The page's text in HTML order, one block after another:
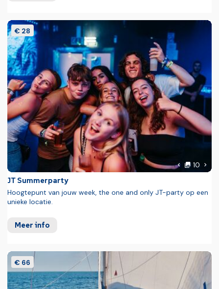
JT Summerparty
Hoogtepunt van jouw week, the one and only JT-party op een
unieke locatie.
Meer info
€ 28
Vorige foto
10
€ 66